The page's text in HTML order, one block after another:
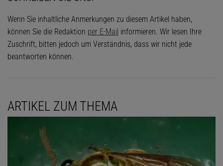
Wenn Sie inhaltliche Anmerkungen zu diesem Artikel haben,
können Sie die Redaktion per E-Mail informieren. Wir lesen Ihre
Zuschrift, bitten jedoch um Verständnis, dass wir nicht jede
beantworten können.
ARTIKEL ZUM THEMA